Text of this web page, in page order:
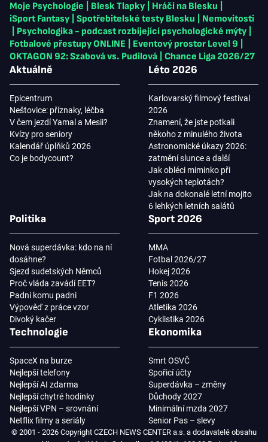
Moje Psychologie Blesk Tlapky Hráči na Blesku
iSport Fantasy
Spotřebitelské testy Blesku
Nemovitosti
Psychologika - podcast rozbíjející psychologické mýty
Fotbalové přestupy ONLINE
Eventový prostor Level 9
OKTAGON 92: Szabová vs. Pudilová
Chance Liga 2026/27
Aktuálně
Epicentrum
Neštovice: příznaky, léčba
V čem jezdí Yamal a Mesii?
Kvízy pro seniory
Kalendář úplňků 2026
Co je bodycount?
Léto 2026
Karlovarský filmový festival
2026
Znamení, že jste potkali
někoho z minulého života
Astronomické úkazy 2026:
zatmění slunce a další
Jak obléci miminko při
vysokých teplotách?
Jak na dokonalé letní mojito
6 lehkých letních salátů
Politika
Nová superdávka: kdo na ní
dosáhne?
Sjezd sudetských Němců
Proč vláda zavádí EET?
Padni komu padni
Výpověď z práce vzor
Divoký kačer
Sport 2026
MMA
Fotbal 2026/27
Hokej 2026
Tenis 2026
F1 2026
Atletika 2026
Cyklistika 2026
Technologie
SpaceX na burze
Nejlepší telefony
Nejlepší AI zdarma
Nejlepší chytré hodinky
Nejlepší VPN – srovnání
Netflix filmy a seriály
Ekonomika
Smrt OSVČ
Spořicí účty
Superdávka – změny
Důchody 2027
Minimální mzda 2027
Senior Pas – slevy
© 2001 - 2026 Copyright CZECH NEWS CENTER a.s. a dodavatelé obsahu